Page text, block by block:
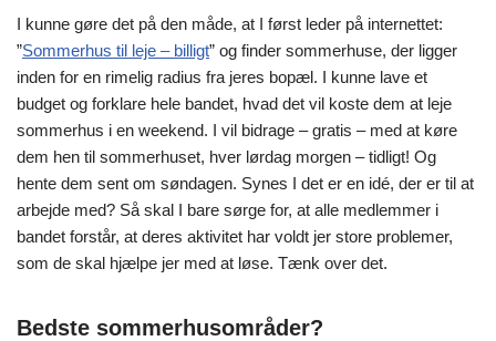
I kunne gøre det på den måde, at I først leder på internettet:
”Sommerhus til leje – billigt” og finder sommerhuse, der ligger
inden for en rimelig radius fra jeres bopæl. I kunne lave et
budget og forklare hele bandet, hvad det vil koste dem at leje
sommerhus i en weekend. I vil bidrage – gratis – med at køre
dem hen til sommerhuset, hver lørdag morgen – tidligt! Og
hente dem sent om søndagen. Synes I det er en idé, der er til at
arbejde med? Så skal I bare sørge for, at alle medlemmer i
bandet forstår, at deres aktivitet har voldt jer store problemer,
som de skal hjælpe jer med at løse. Tænk over det.
Bedste sommerhusområder?